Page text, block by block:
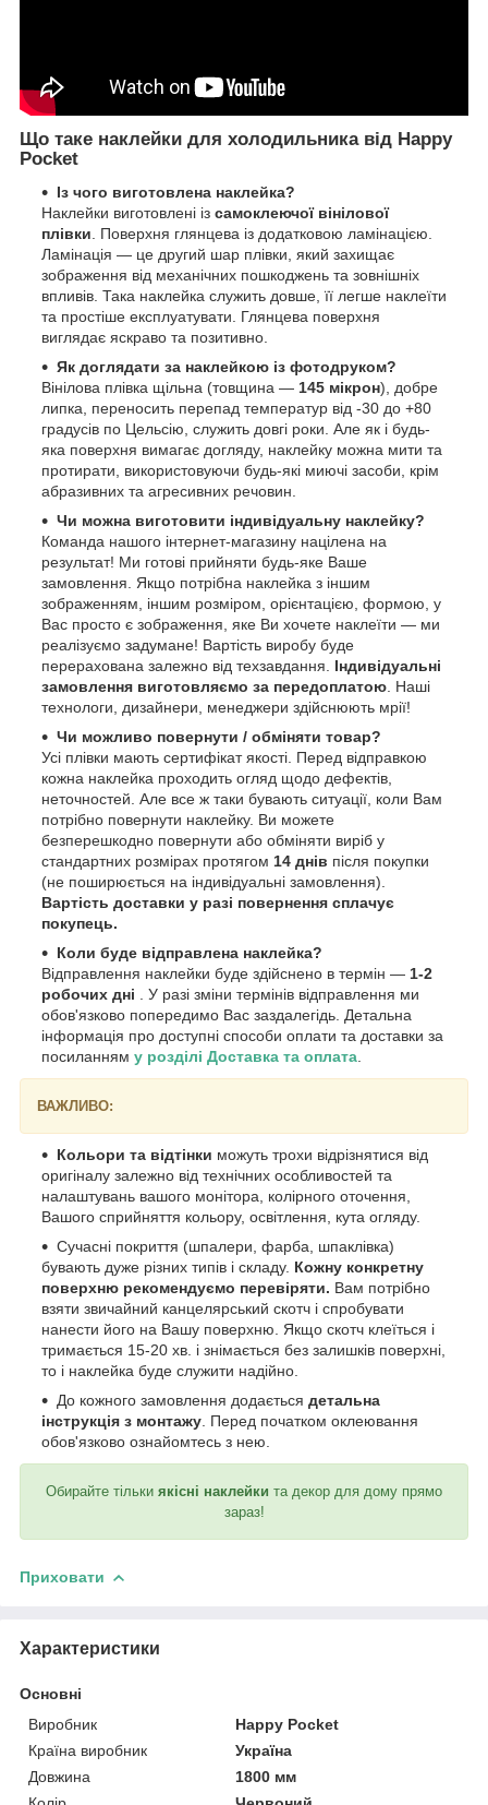
Що таке наклейки для холодильника від Happy
Pocket
Із чого виготовлена наклейка?
Наклейки виготовлені із самоклеючої вінілової
плівки . Поверхня глянцева із додатковою ламінацією.
Ламінація — це другий шар плівки, який захищає
зображення від механічних пошкоджень та зовнішніх
впливів. Така наклейка служить довше, її легше наклеїти
та простіше експлуатувати. Глянцева поверхня
виглядає яскраво та позитивно.
Як доглядати за наклейкою із фотодруком?
Вінілова плівка щільна (товщина — 145 мікрон), добре
липка, переносить перепад температур від -30 до +80
градусів по Цельсію, служить довгі роки. Але як і будь-
яка поверхня вимагає догляду, наклейку можна мити та
протирати, використовуючи будь-які миючі засоби, крім
абразивних та агресивних речовин.
Чи можна виготовити індивідуальну наклейку?
Команда нашого інтернет-магазину націлена на
результат! Ми готові прийняти будь-яке Ваше
замовлення. Якщо потрібна наклейка з іншим
зображенням, іншим розміром, орієнтацією, формою, у
Вас просто є зображення, яке Ви хочете наклеїти — ми
реалізуємо задумане! Вартість виробу буде
перерахована залежно від техзавдання. Індивідуальні
замовлення виготовляємо за передоплатою . Наші
технологи, дизайнери, менеджери здійснюють мрії!
Чи можливо повернути / обміняти товар?
Усі плівки мають сертифікат якості. Перед відправкою
кожна наклейка проходить огляд щодо дефектів,
неточностей. Але все ж таки бувають ситуації, коли Вам
потрібно повернути наклейку. Ви можете
безперешкодно повернути або обміняти виріб у
стандартних розмірах протягом 14 днів після покупки
(не поширюється на індивідуальні замовлення).
Вартість доставки у разі повернення сплачує
покупець.
Коли буде відправлена наклейка?
Відправлення наклейки буде здійснено в термін — 1-2
робочих дні . У разі зміни термінів відправлення ми
обов'язково попередимо Вас заздалегідь. Детальна
інформація про доступні способи оплати та доставки за
посиланням у розділі Доставка та оплата
ВАЖЛИВО:
Кольори та відтінки можуть трохи відрізнятися від
оригіналу залежно від технічних особливостей та
налаштувань вашого монітора, колірного оточення,
Вашого сприйняття кольору, освітлення, кута огляду.
Сучасні покриття (шпалери, фарба, шпаклівка)
бувають дуже різних типів і складу. Кожну конкретну
поверхню рекомендуємо перевіряти. Вам потрібно
взяти звичайний канцелярський скотч і спробувати
нанести його на Вашу поверхню. Якщо скотч клеїться і
тримається 15-20 хв. і знімається без залишків поверхні,
то і наклейка буде служити надійно.
До кожного замовлення додається детальна
інструкція з монтажу . Перед початком оклеювання
обов'язково ознайомтесь з нею.
Обирайте тільки якісні наклейки та декор для дому прямо
зараз!
Приховати
Характеристики
Основні
Виробник
Happy Pocket
Країна виробник
Україна
Довжина
1800 мм